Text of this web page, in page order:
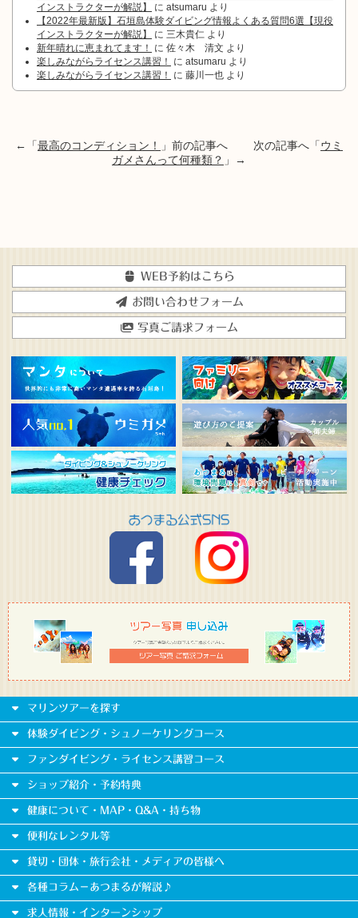
インストラクターが解説】
に atsumaru より
【2022年最新版】石垣島体験ダイビング情報よくある質問6選【現役
インストラクターが解説】
に 三木貴仁 より
新年晴れに恵まれてます！
に 佐々木 清文 より
楽しみながらライセンス講習！
に atsumaru より
楽しみながらライセンス講習！
に 藤川一也 より
←「最高のコンディション！ 」前の記事へ 次の記事へ「ウミ
ガメさんって何種類？ 」→
WEB予約はこちら
お問い合わせフォーム
写真ご請求フォーム
マリンツアーを探す
体験ダイビング・シュノーケリングコース
ファンダイビング・ライセンス講習コース
ショップ紹介・予約特典
健康について・MAP・Q&A・持ち物
便利なレンタル等
貸切・団体・旅行会社・メディアの皆様へ
各種コラム－あつまるが解説♪
求人情報・インターンシップ